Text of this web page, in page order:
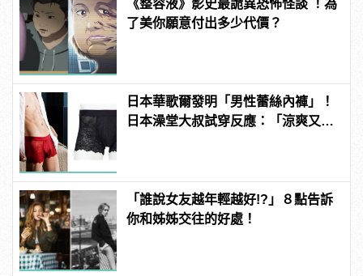
《整容液》影史最詭異恐怖怪談 ！為
了美你願意付出多少代價？
日本華歌爾發明「男性蕾絲內褲」！
日本澡堂大叔試穿反應：「涼爽又透
「誰說女友越年輕越好!?」８點告訴
你和姊姊交往的好處！